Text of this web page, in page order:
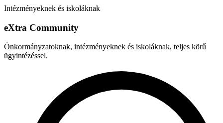
Intézményeknek és iskoláknak
eXtra Community
Önkormányzatoknak, intézményeknek és iskoláknak, teljes körű
ügyintézéssel.